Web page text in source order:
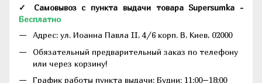
✓ Самовывоз с пункта выдачи товара Supersumka -
Бесплатно
Адрес: ул. Иоанна Павла II, 4/6 корп. В, Киев, 02000
Обязательный предварительный заказ по телефону
или через корзину!
График работы пункта выдачи: Будни: 11:00–18:00